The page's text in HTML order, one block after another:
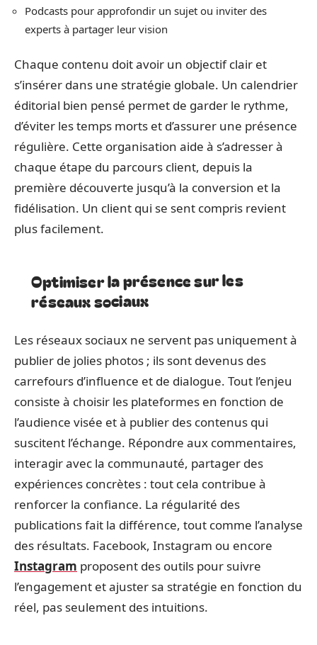
Podcasts pour approfondir un sujet ou inviter des
experts à partager leur vision
Chaque contenu doit avoir un objectif clair et
s’insérer dans une stratégie globale. Un calendrier
éditorial bien pensé permet de garder le rythme,
d’éviter les temps morts et d’assurer une présence
régulière. Cette organisation aide à s’adresser à
chaque étape du parcours client, depuis la
première découverte jusqu’à la conversion et la
fidélisation. Un client qui se sent compris revient
plus facilement.
Optimiser la présence sur les
réseaux sociaux
Les réseaux sociaux ne servent pas uniquement à
publier de jolies photos ; ils sont devenus des
carrefours d’influence et de dialogue. Tout l’enjeu
consiste à choisir les plateformes en fonction de
l’audience visée et à publier des contenus qui
suscitent l’échange. Répondre aux commentaires,
interagir avec la communauté, partager des
expériences concrètes : tout cela contribue à
renforcer la confiance. La régularité des
publications fait la différence, tout comme l’analyse
des résultats. Facebook, Instagram ou encore
Instagram proposent des outils pour suivre
l’engagement et ajuster sa stratégie en fonction du
réel, pas seulement des intuitions.